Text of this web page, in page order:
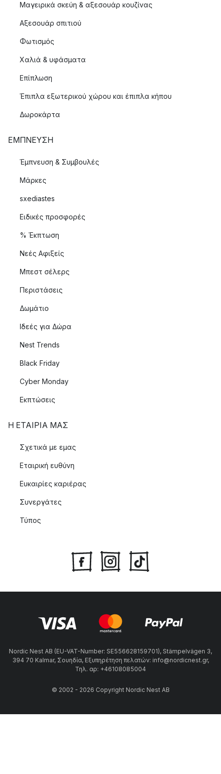
Μαγειρικά σκεύη & αξεσουάρ κουζίνας
Αξεσουάρ σπιτιού
Φωτισμός
Χαλιά & υφάσματα
Επίπλωση
Έπιπλα εξωτερικού χώρου και έπιπλα κήπου
Δωροκάρτα
ΈΜΠΝΕΥΣΗ
Έμπνευση & Συμβουλές
Μάρκες
sxediastes
Ειδικές προσφορές
% Έκπτωση
Νεές Αφιξείς
Μπεστ σέλερς
Περιστάσεις
Δωμάτιο
Ιδεές για Δώρα
Nest Trends
Black Friday
Cyber Monday
Εκπτώσεις
Η ΕΤΑΊΡΙΑ ΜΑΣ
Σχετικά με εμας
Εταιρική ευθύνη
Ευκαιρίες καριέρας
Συνεργάτες
Τύπος
Nordic Nest AB (EU-VAT-Number: SE556628159701), Stämpelvägen 3,
394 70 Kalmar, Σουηδία, Εξυπηρέτηση πελατών: info@nordicnest.gr,
Τηλ. αρ: +46108085004
© 2002 - 2026 Copyright Nordic Nest AB